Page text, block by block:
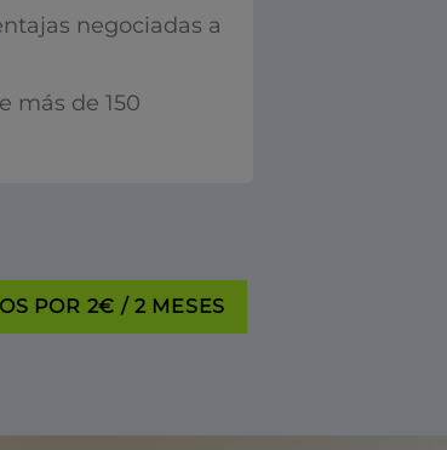
negociadas a
más de 150
POR 2€ / 2 MESES